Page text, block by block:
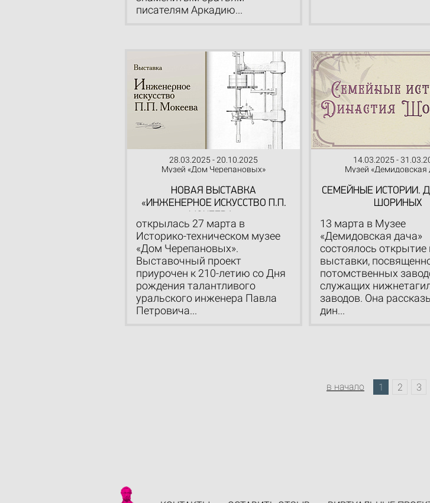
писателям Аркадию...
28.03.2025 - 20.10.2025
Музей «Дом Черепановых»
НОВАЯ ВЫСТАВКА
«ИНЖЕНЕРНОЕ ИСКУССТВО П.П.
открылась 27 марта в
Историко-техническом музее
«Дом Черепановых».
Выставочный проект
приурочен к 210-летию со Дня
рождения талантливого
уральского инженера Павла
Петровича...
14.03.2025 -
Музей «Демидовская
СЕМЕЙНЫЕ ИСТОРИИ.
ШОРИНЫХ
13 марта в Музее
«Демидовская дача»
состоялось открытие
выставки,
потомственных
служащих
заводов. Она
дин...
в начало 1 2 3